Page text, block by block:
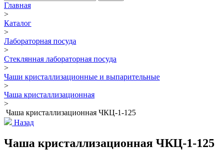
Главная
>
Каталог
>
Лабораторная посуда
>
Стеклянная лабораторная посуда
>
Чаши кристаллизационные и выпарительные
>
Чаша кристаллизационная
>
Чаша кристаллизационная ЧКЦ-1-125
Назад
Чаша кристаллизационная ЧКЦ-1-125